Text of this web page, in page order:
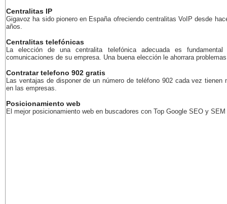
Centralitas IP
Gigavoz ha sido pionero en España ofreciendo centralitas VoIP desde
años.
Centralitas telefónicas
La elección de una centralita telefónica adecuada es
comunicaciones de su empresa. Una buena elección le ahorrara
Contratar telefono 902 gratis
Las ventajas de disponer de un número de teléfono 902 cada vez tienen
en las empresas.
Posicionamiento web
El mejor posicionamiento web en buscadores con Top Google SEO y SEM